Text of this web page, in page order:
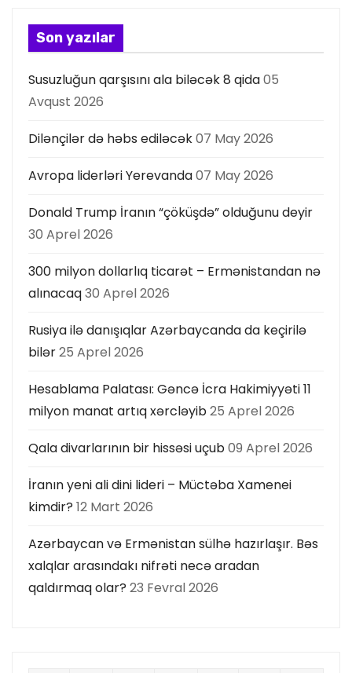
Son yazılar
Susuzluğun qarşısını ala biləcək 8 qida05
Avqust 2026
Dilənçilər də həbs ediləcək07 May 2026
Avropa liderləri Yerevanda07 May 2026
Donald Trump İranın “çöküşdə” olduğunu deyir
30 Aprel 2026
300 milyon dollarlıq ticarət – Ermənistandan nə
alınacaq30 Aprel 2026
Rusiya ilə danışıqlar Azərbaycanda da keçirilə
bilər25 Aprel 2026
Hesablama Palatası: Gəncə İcra Hakimiyyəti 11
milyon manat artıq xərcləyib25 Aprel 2026
Qala divarlarının bir hissəsi uçub09 Aprel 2026
İranın yeni ali dini lideri – Müctəba Xamenei
kimdir? 12 Mart 2026
Azərbaycan və Ermənistan sülhə hazırlaşır. Bəs
xalqlar arasındakı nifrəti necə aradan
qaldırmaq olar? 23 Fevral 2026